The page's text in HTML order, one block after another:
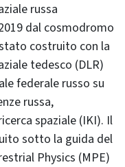
russa
dal cosmodromo
costruito con la
tedesco (DLR)
federale russo su
russa,
spaziale (IKI). Il
sotto la guida del
Physics (MPE)